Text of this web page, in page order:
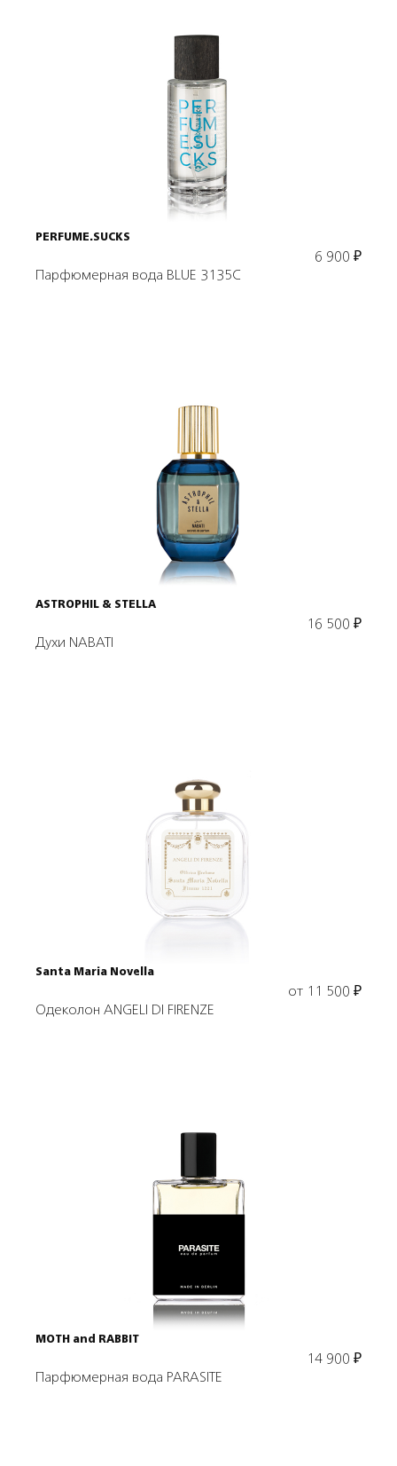
Подробнее
В корзину
PERFUME.SUCKS
6 900 ₽
Парфюмерная вода BLUE 3135C
Подробнее
В корзину
ASTROPHIL & STELLA
16 500 ₽
Духи NABATI
Выбрать объем
Santa Maria Novella
от 11 500 ₽
Одеколон ANGELI DI FIRENZE
Подробнее
В корзину
MOTH and RABBIT
14 900 ₽
Парфюмерная вода PARASITE